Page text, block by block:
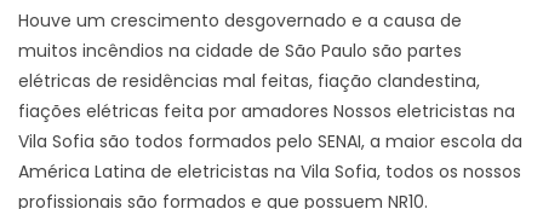
Houve um crescimento desgovernado e a causa de
muitos incêndios na cidade de São Paulo são partes
elétricas de residências mal feitas, fiação clandestina,
fiações elétricas feita por amadores Nossos eletricistas na
Vila Sofia são todos formados pelo SENAI, a maior escola da
América Latina de eletricistas na Vila Sofia, todos os nossos
profissionais são formados e que possuem NR10.